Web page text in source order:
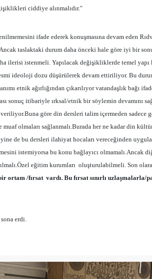
ciddiye alınmalıdır."
ifade ederek konuşmasına devam eden
taslaktaki durum daha önceki hale göre iyi bir
ilerisi istenmeli. Yapılacak değişikliklerde temel yapı
ideoloji dozu düşürülerek devam ettiriliyor. Bu
etnik ağırlığından çıkarılıyor vatandaşlık bağı
sonuç itibariyle ırksal/etnik bir söylemin devamını
göre din dersleri talim içermeden sadece
olmaları sağlanmalı.Burada her ne kadar din
de bu dersleri ilahiyat hocaları vereceğinden
istemiyorsa bu konu bağlayıcı olmamalı.Ancak
eğitim kurumları oluşturulabilmeli. Son
ortam /fırsat vardı. Bu fırsat sınırlı uzlaşmalarla/
erdi.